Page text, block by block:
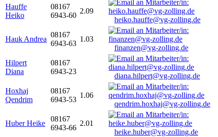
Hauffe
Heiko
08167
6943-60
2.09
heiko.hauffe@vg-zolling.de
Hauk Andrea
08167
6943-63
1.03
finanzen@vg-zolling.de
Hilpert
Diana
08167
6943-23
diana.hilpert@vg-zolling.de
Hoxhaj
Qendrim
08167
6943-53
1.06
qendrim.hoxhaj@vg-zolling.de
Huber Heike
08167
6943-66
2.01
heike.huber@vg-zolling.de